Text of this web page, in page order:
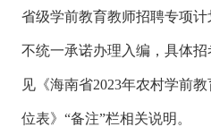
省级学前教育教师招聘专项
不统一承诺办理入编，具体
见《海南省2023年农村学前
位表》“备注”栏相关说明。